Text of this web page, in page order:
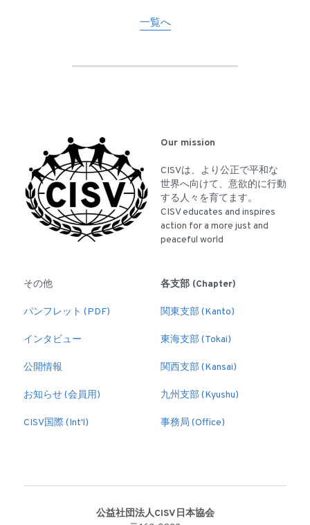
一覧へ
Our mission
CISVは、より公正で平和な
世界へ向けて、意欲的に行動
する人々を育てます。
CISV educates and inspires
action for a more just and
peaceful world
その他
パンフレット (PDF)
インタビュー
公開情報
お知らせ (会員用)
CISV国際 (Int'l)
各支部 (Chapter)
関東支部 (Kanto)
東海支部 (Tokai)
関西支部 (Kansai)
九州支部 (Kyushu)
事務局 (Office)
公益社団法人CISV日本協会